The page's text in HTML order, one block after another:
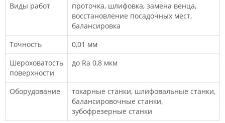
Виды работ
проточка, шлифовка, замена венца,
восстановление посадочных мест,
балансировка
Точность
0,01 мм
Шероховатость
поверхности
до Ra 0,8 мкм
Оборудование
токарные станки, шлифовальные станки,
балансировочные станки,
зубофрезерные станки